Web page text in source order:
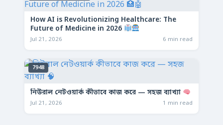
How AI is Revolutionizing Healthcare: The
Future of Medicine in 2026
Jul 21, 2026 6 min read
7948
নিউরাল নেটওয়ার্ক কীভাবে কাজ করে — সহজ ব্যাখ্যা
Jul 21, 2026 1 min read